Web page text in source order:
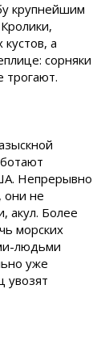
крупнейшим
а
сорняки
трогают.
Непрерывно
они не
акул. Более
мор­ских
людьми
уже
увозят